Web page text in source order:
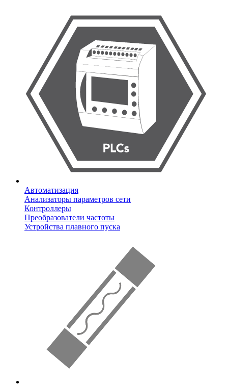
Автоматизация
Анализаторы параметров сети
Контроллеры
Преобразователи частоты
Устройства плавного пуска